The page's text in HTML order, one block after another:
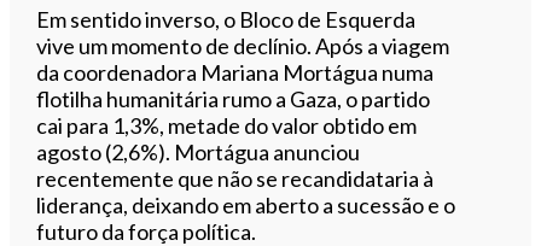
Em sentido inverso, o Bloco de Esquerda
vive um momento de declínio. Após a viagem
da coordenadora Mariana Mortágua numa
flotilha humanitária rumo a Gaza, o partido
cai para 1,3%, metade do valor obtido em
agosto (2,6%). Mortágua anunciou
recentemente que não se recandidataria à
liderança, deixando em aberto a sucessão e o
futuro da força política.